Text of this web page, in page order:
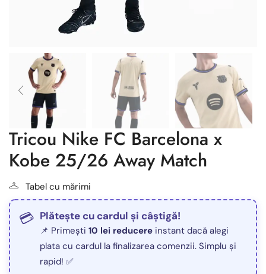
Tricou Nike FC Barcelona x
Kobe 25/26 Away Match
Tabel cu mărimi
Plătește cu cardul și câștigă!
📌 Primești 10 lei reducere instant dacă alegi
plata cu cardul la finalizarea comenzii. Simplu și
rapid! ✅